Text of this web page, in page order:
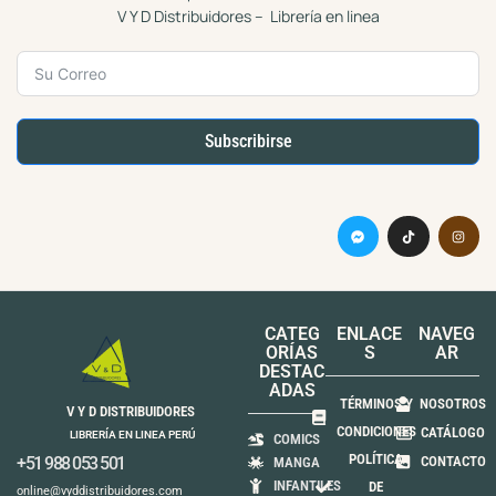
V Y D Distribuidores – Librería en linea
Subscribirse
V Y D DISTRIBUIDORES
LIBRERÍA EN LINEA PERÚ
+51 988 053 501
online@vyddistribuidores.com
CATEG
ORÍAS
DESTAC
ADAS
COMICS
MANGA
INFANTILES
ENLACE
S
TÉRMINOS Y
CONDICIONES
POLÍTICA
DE
NAVEG
AR
NOSOTROS
CATÁLOGO
CONTACTO